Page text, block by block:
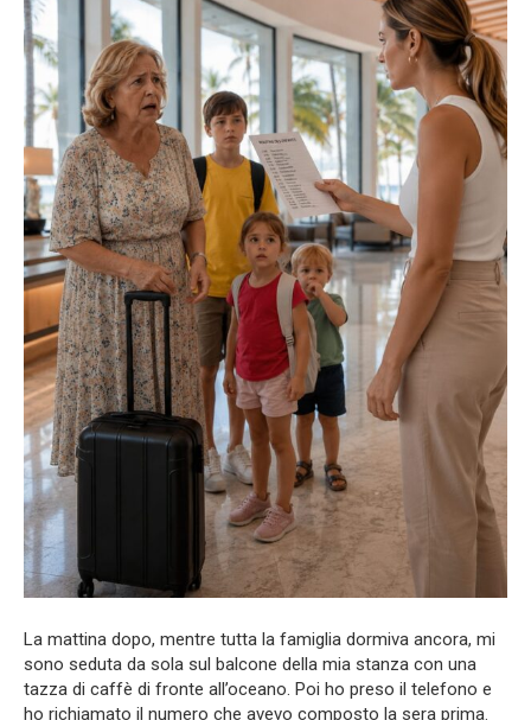
La mattina dopo, mentre tutta la famiglia dormiva ancora, mi
sono seduta da sola sul balcone della mia stanza con una
tazza di caffè di fronte all’oceano. Poi ho preso il telefono e
ho richiamato il numero che avevo composto la sera prima.